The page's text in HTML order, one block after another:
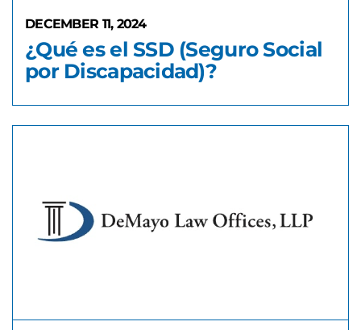
DECEMBER 11, 2024
¿Qué es el SSD (Seguro Social
por Discapacidad)?